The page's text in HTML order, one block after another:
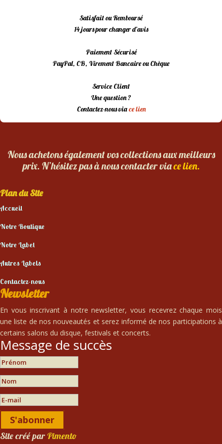
Satisfait ou Remboursé
14 jours pour changer d’avis
Paiement Sécurisé
PayPal, CB, Virement Bancaire ou Chèque
Service Client
Une question ?
Contactez-nous viace lien
Nous achetons également vos collections aux meilleurs
prix. N’hésitez pas à nous contacter viace lien.
Plan du Site
Accueil
Notre Boutique
Notre Label
Autres Labels
Contactez-nous
Newsletter
En vous inscrivant à notre newsletter, vous recevrez chaque mois
une liste de nos nouveautés et serez informé de nos participations à
certains salons du disque, festivals et concerts.
Message de succès
S'abonner
Site créé parPimento